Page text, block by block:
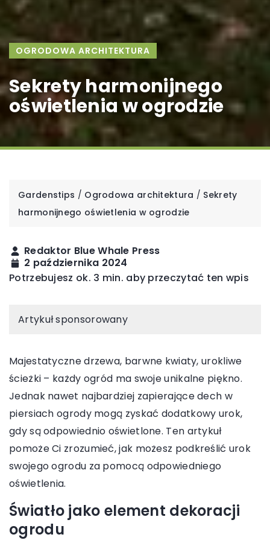
OGRODOWA ARCHITEKTURA
Sekrety harmonijnego
oświetlenia w ogrodzie
Gardenstips / Ogrodowa architektura / Sekrety
harmonijnego oświetlenia w ogrodzie
Redaktor Blue Whale Press
2 października 2024
Potrzebujesz ok. 3 min. aby przeczytać ten wpis
Artykuł sponsorowany
Majestatyczne drzewa, barwne kwiaty, urokliwe
ścieżki – każdy ogród ma swoje unikalne piękno.
Jednak nawet najbardziej zapierające dech w
piersiach ogrody mogą zyskać dodatkowy urok,
gdy są odpowiednio oświetlone. Ten artykuł
pomoże Ci zrozumieć, jak możesz podkreślić urok
swojego ogrodu za pomocą odpowiedniego
oświetlenia.
Światło jako element dekoracji
ogrodu